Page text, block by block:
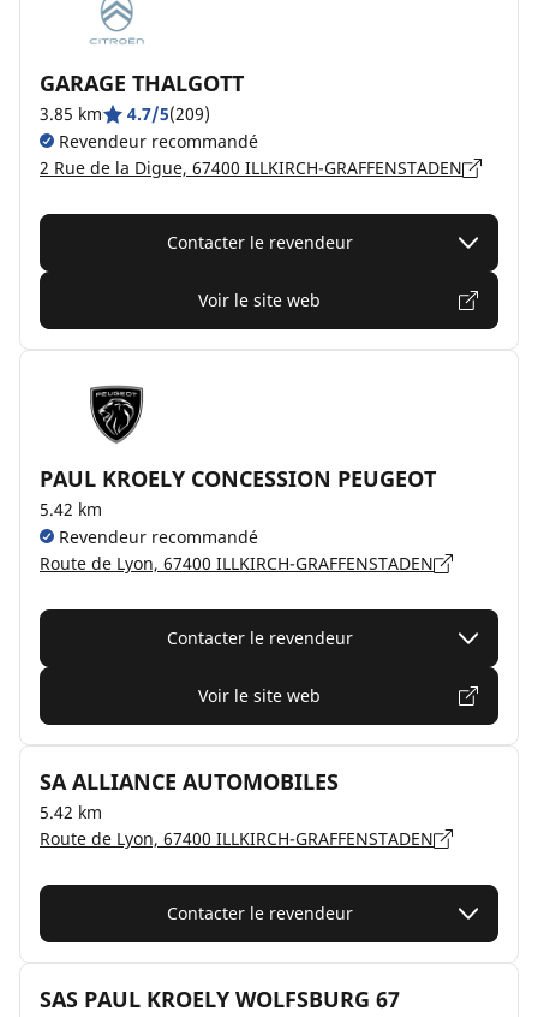
GARAGE THALGOTT
3.85 km 4.7/5(209)
Revendeur recommandé
2 Rue de la Digue, 67400 ILLKIRCH-GRAFFENSTADEN
Contacter le revendeur
Voir le site web
PAUL KROELY CONCESSION PEUGEOT
5.42 km
Revendeur recommandé
Route de Lyon, 67400 ILLKIRCH-GRAFFENSTADEN
Contacter le revendeur
Voir le site web
SA ALLIANCE AUTOMOBILES
5.42 km
Route de Lyon, 67400 ILLKIRCH-GRAFFENSTADEN
Contacter le revendeur
SAS PAUL KROELY WOLFSBURG 67